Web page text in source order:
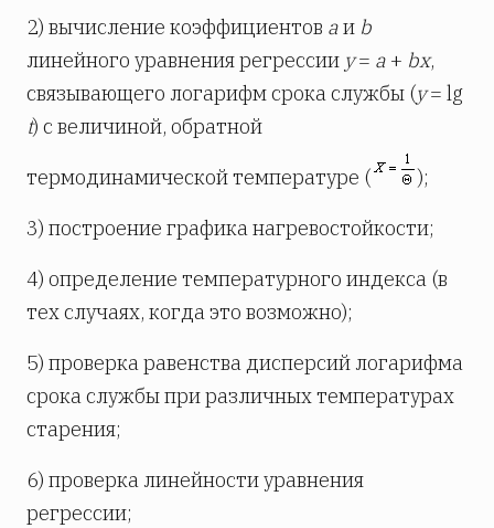
2) вычисление коэффициентов aи b
линейного уравнения регрессии y= a + bx,
связывающего логарифм срока службы (y= lg
t) с величиной, обратной
термодинамической температуре (
);
3) построение графика нагревостойкости;
4) определение температурного индекса (в
тех случаях, когда это возможно);
5) проверка равенства дисперсий логарифма
срока службы при различных температурах
старения;
6) проверка линейности уравнения
регрессии;